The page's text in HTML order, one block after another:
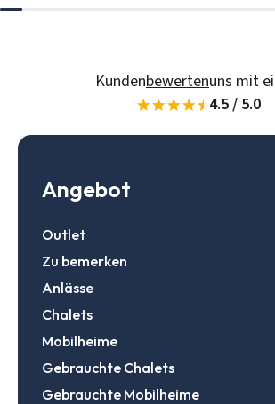
Kundenbewertenuns mit
4.5 / 5.0
Angebot
Outlet
Zu bemerken
Anlässe
Chalets
Mobilheime
Gebrauchte Chalets
Gebrauchte Mobilheime
Daten speichern
Zur Suche